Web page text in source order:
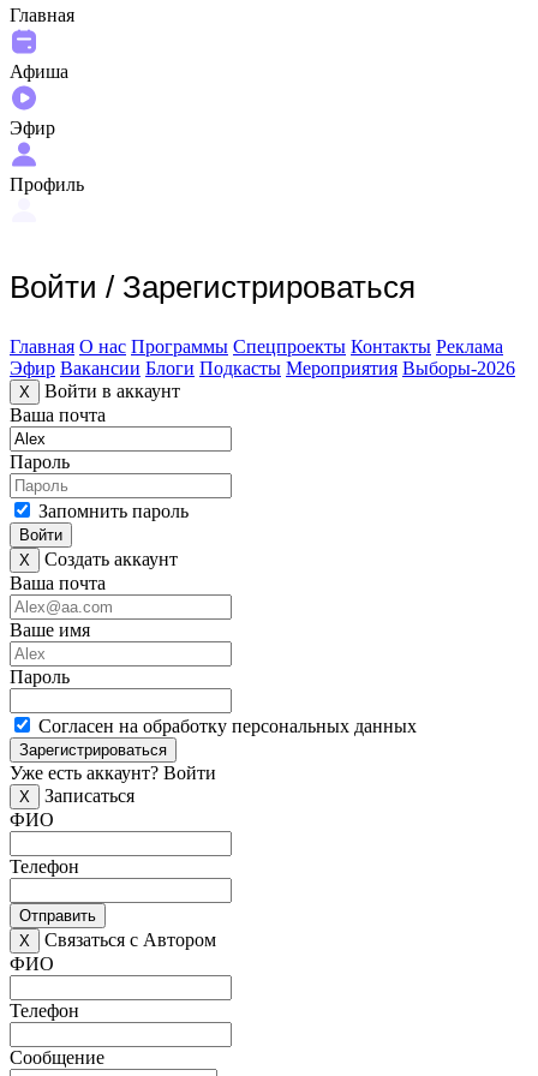
Главная
Афиша
Эфир
Профиль
Войти / Зарегистрироваться
Главная О нас Программы Спецпроекты Контакты Реклама
Эфир Вакансии Блоги Подкасты Мероприятия Выборы-2026
X
Войти в аккаунт
Ваша почта
Пароль
Запомнить пароль
Войти
X
Создать аккаунт
Ваша почта
Ваше имя
Пароль
Согласен на обработку персональных данных
Зарегистрироваться
Уже есть аккаунт? Войти
X
Записаться
ФИО
Телефон
Отправить
X
Связаться с Автором
ФИО
Телефон
Сообщение